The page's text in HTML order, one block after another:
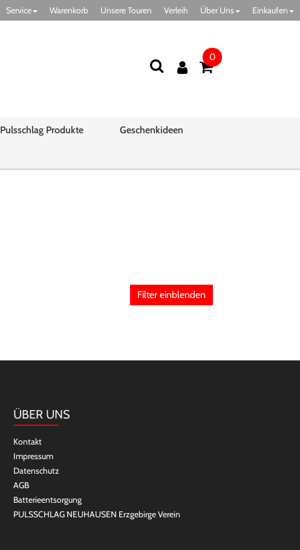
Service Warenkorb Unsere Touren Verleih Über Uns Einkaufen
0
Pulsschlag Produkte Geschenkideen
Filter einblenden
ÜBER UNS
Kontakt
Impressum
Datenschutz
AGB
Batterieentsorgung
PULSSCHLAG NEUHAUSEN Erzgebirge Verein